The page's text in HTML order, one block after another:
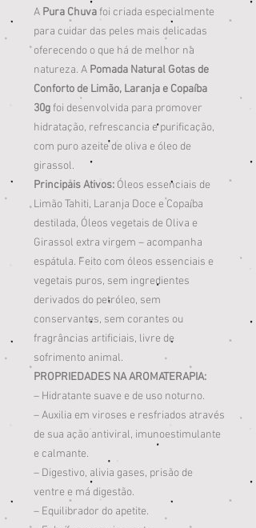
A Pura Chuvafoi criada especialmente
para cuidar das peles mais delicadas
oferecendo o que há de melhor na
natureza. A Pomada Natural Gotas de
Conforto de Limão, Laranja e Copaíba
30gfoi desenvolvida para promover
hidratação, refrescancia e purificação,
com puro azeite de oliva e óleo de
girassol.
Principais Ativos: Óleos essenciais de
Limão Tahiti, Laranja Doce e Copaíba
destilada, Óleos vegetais de Oliva e
Girassol extra virgem – acompanha
espátula. Feito com óleos essenciais e
vegetais puros, sem ingredientes
derivados do petróleo, sem
conservantes, sem corantes ou
fragrâncias artificiais, livre de
sofrimento animal.
PROPRIEDADES NA AROMATERAPIA:
– Hidratante suave e de uso noturno.
– Auxilia em viroses e resfriados através
de sua ação antiviral, imunoestimulante
e calmante.
– Digestivo, alivia gases, prisão de
ventre e má digestão.
– Equilibrador do apetite.